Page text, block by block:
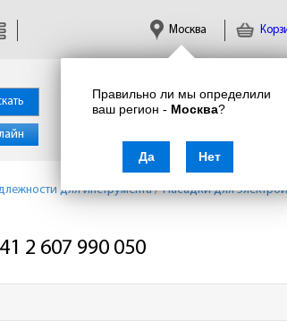
Правильно ли мы определили
ваш регион - Москва?
Да Нет
Москва
info@enkor24.ru
для инструмента/ Насадки для
2 607 990 050